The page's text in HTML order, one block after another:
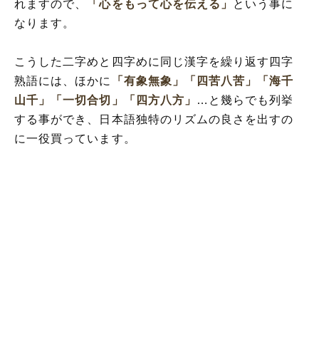
れますので、 「心をもって心を伝える」
という事に
なります。
こうした二字めと四字めに同じ漢字を繰り返す四字
熟語には、ほかに
「有象無象」 「四苦八苦」
「海千
山千」
「一切合切」 「四方八方」
…と幾らでも列挙
する事ができ、日本語独特のリズムの良さを出すの
に一役買っています。